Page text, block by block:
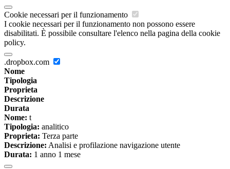
Cookie necessari per il funzionamento
I cookie necessari per il funzionamento non possono essere
disabilitati. È possibile consultare l'elenco nella pagina della cookie
policy.
.dropbox.com
Nome
Tipologia
Proprieta
Descrizione
Durata
Nome: t
Tipologia: analitico
Proprieta: Terza parte
Descrizione: Analisi e profilazione navigazione utente
Durata: 1 anno 1 mese